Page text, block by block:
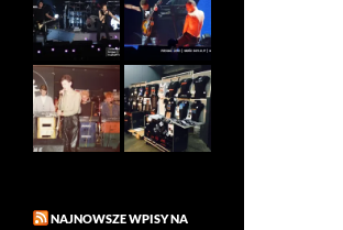
NAJNOWSZE WPISY NA